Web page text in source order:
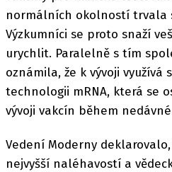
normálních okolností trvala
Výzkumníci se proto snaží
urychlit. Paralelně s tím
oznámila, že k vývoji využívá
technologii mRNA, která se
vývoji vakcín během
Vedení Moderny
nejvyšší naléhavostí a